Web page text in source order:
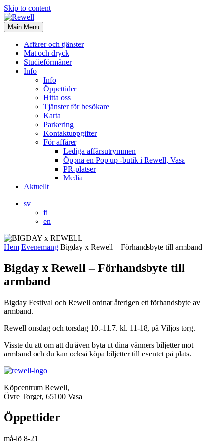
Skip to content
Main Menu
Affärer och tjänster
Mat och dryck
Studieförmåner
Info
Info
Öppettider
Hitta oss
Tjänster för besökare
Karta
Parkering
Kontaktuppgifter
För affärer
Lediga affärsutrymmen
Öppna en Pop up -butik i Rewell, Vasa
PR-platser
Media
Aktuellt
sv
fi
en
Hem Evenemang Bigday x Rewell – Förhandsbyte till armband
Bigday x Rewell – Förhandsbyte till
armband
Bigday Festival och Rewell ordnar återigen ett förhandsbyte av
armband.
Rewell onsdag och torsdag 10.-11.7. kl. 11-18, på Viljos torg.
Visste du att om att du även byta ut dina vänners biljetter mot
armband och du kan också köpa biljetter till eventet på plats.
Köpcentrum Rewell,
Övre Torget, 65100 Vasa
Öppettider
må-lö 8-21